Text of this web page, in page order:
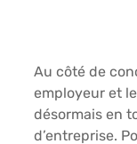
Au côté de
employeur et
désormais en
d’entreprise.